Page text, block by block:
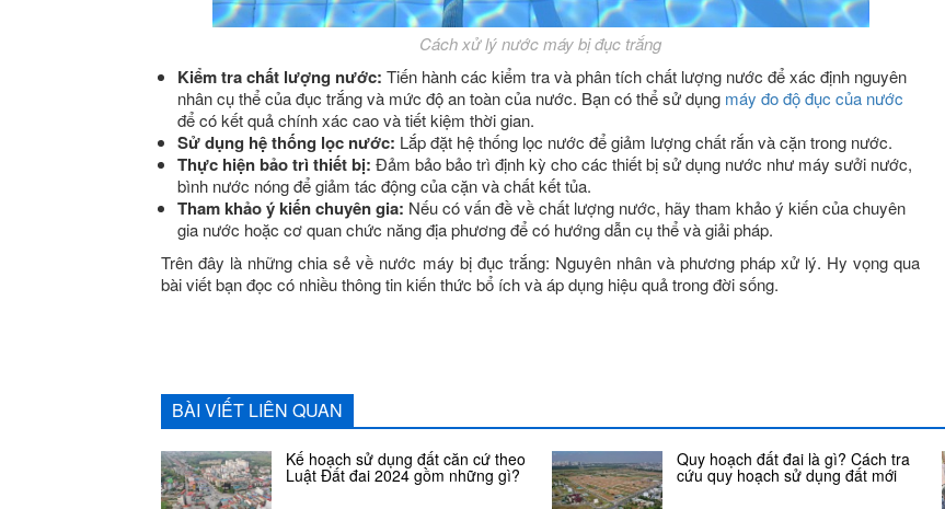
Cách xử lý nước máy bị đục trắng
Kiểm tra chất lượng nước: Tiến hành các kiểm tra và phân tích chất lượng nước để xác định nguyên
nhân cụ thể của đục trắng và mức độ an toàn của nước. Bạn có thể sử dụng máy đo độ đục của nước
để có kết quả chính xác cao và tiết kiệm thời gian.
Sử dụng hệ thống lọc nước: Lắp đặt hệ thống lọc nước để giảm lượng chất rắn và cặn trong nước.
Thực hiện bảo trì thiết bị: Đảm bảo bảo trì định kỳ cho các thiết bị sử dụng nước như máy sưởi nước,
bình nước nóng để giảm tác động của cặn và chất kết tủa.
Tham khảo ý kiến chuyên gia: Nếu có vấn đề về chất lượng nước, hãy tham khảo ý kiến của chuyên
gia nước hoặc cơ quan chức năng địa phương để có hướng dẫn cụ thể và giải pháp.
Trên đây là những chia sẻ về nước máy bị đục trắng: Nguyên nhân và phương pháp xử lý. Hy vọng qua
bài viết bạn đọc có nhiều thông tin kiến thức bổ ích và áp dụng hiệu quả trong đời sống.
BÀI VIẾT LIÊN QUAN
Kế hoạch sử dụng đất căn cứ theo
Luật Đất đai 2024 gồm những gì?
Quy hoạch đất đai là gì? Cách tra
cứu quy hoạch sử dụng đất mới